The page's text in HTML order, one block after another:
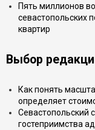
Пять миллионов
севастопольских
квартир
Выбор
Как понять
определяет
Севастопольский
гостеприимства